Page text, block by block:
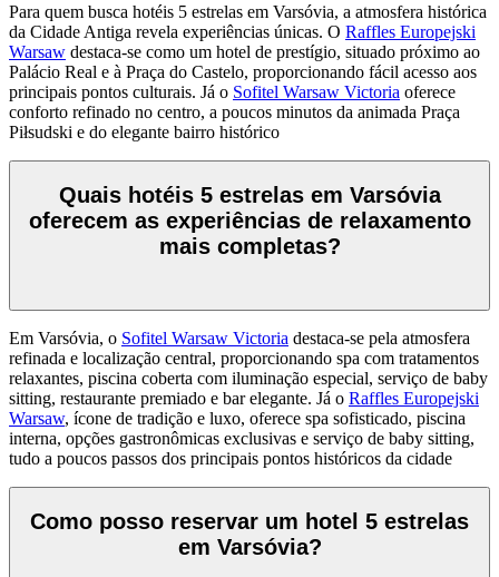
Para quem busca hotéis 5 estrelas em Varsóvia, a atmosfera histórica
da Cidade Antiga revela experiências únicas. O Raffles Europejski
Warsaw destaca-se como um hotel de prestígio, situado próximo ao
Palácio Real e à Praça do Castelo, proporcionando fácil acesso aos
principais pontos culturais. Já o Sofitel Warsaw Victoria oferece
conforto refinado no centro, a poucos minutos da animada Praça
Piłsudski e do elegante bairro histórico
Quais hotéis 5 estrelas em Varsóvia
oferecem as experiências de relaxamento
mais completas?
Em Varsóvia, o Sofitel Warsaw Victoria destaca-se pela atmosfera
refinada e localização central, proporcionando spa com tratamentos
relaxantes, piscina coberta com iluminação especial, serviço de baby
sitting, restaurante premiado e bar elegante. Já o Raffles Europejski
Warsaw, ícone de tradição e luxo, oferece spa sofisticado, piscina
interna, opções gastronômicas exclusivas e serviço de baby sitting,
tudo a poucos passos dos principais pontos históricos da cidade
Como posso reservar um hotel 5 estrelas
em Varsóvia?